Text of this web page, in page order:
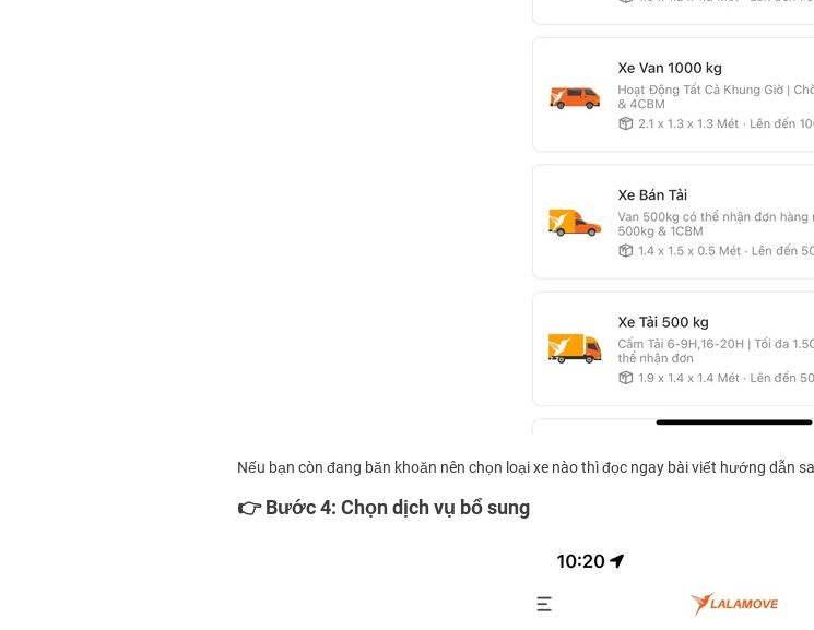
Nếu bạn còn đang băn khoăn nên chọn loại xe nào thì đọc ngay bài viết hướng dẫn
👉 Bước 4: Chọn dịch vụ bổ sung